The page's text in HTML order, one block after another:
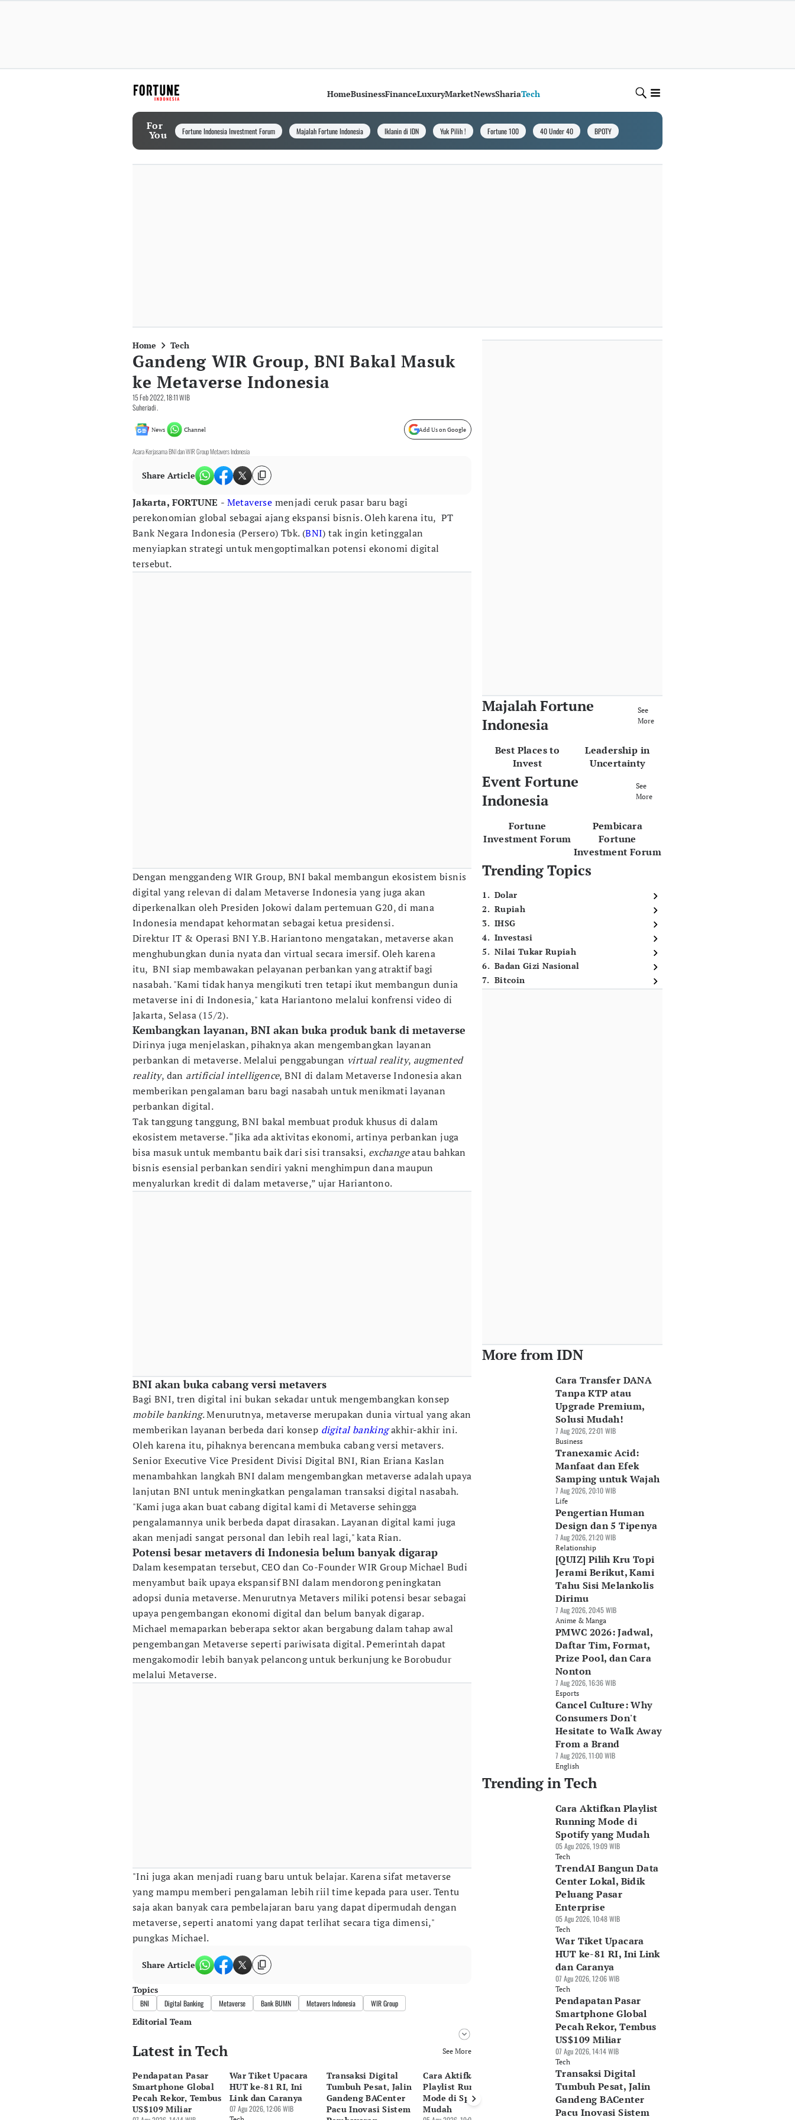
HomeBusinessFinanceLuxuryMarketNewsShariaTech
For
You Fortune Indonesia Investment Forum Majalah Fortune Indonesia Iklanin di IDN Yuk Pilih ! Fortune 100 40 Under 40 BPOTY
Home Tech
Gandeng WIR Group, BNI Bakal Masuk
ke Metaverse Indonesia
15 Feb 2022, 18:11 WIB
Suheriadi .
News Channel Add Us on Google
Acara Kerjasama BNI dan WIR Group Metavers Indonesia
Share Article
Jakarta, FORTUNE - Metaverse menjadi ceruk pasar baru bagi
perekonomian global sebagai ajang ekspansi bisnis. Oleh karena itu, PT
Bank Negara Indonesia (Persero) Tbk. (BNI) tak ingin ketinggalan
menyiapkan strategi untuk mengoptimalkan potensi ekonomi digital
tersebut.
Dengan menggandeng WIR Group, BNI bakal membangun ekosistem bisnis
digital yang relevan di dalam Metaverse Indonesia yang juga akan
diperkenalkan oleh Presiden Jokowi dalam pertemuan G20, di mana
Indonesia mendapat kehormatan sebagai ketua presidensi.
Direktur IT & Operasi BNI Y.B. Hariantono mengatakan, metaverse akan
menghubungkan dunia nyata dan virtual secara imersif. Oleh karena
itu, BNI siap membawakan pelayanan perbankan yang atraktif bagi
nasabah. "Kami tidak hanya mengikuti tren tetapi ikut membangun dunia
metaverse ini di Indonesia," kata Hariantono melalui konfrensi video di
Jakarta, Selasa (15/2).
Kembangkan layanan, BNI akan buka produk bank di metaverse
Dirinya juga menjelaskan, pihaknya akan mengembangkan layanan
perbankan di metaverse. Melalui penggabungan virtual reality, augmented
reality, dan artificial intelligence, BNI di dalam Metaverse Indonesia akan
memberikan pengalaman baru bagi nasabah untuk menikmati layanan
perbankan digital.
Tak tanggung tanggung, BNI bakal membuat produk khusus di dalam
ekosistem metaverse. “Jika ada aktivitas ekonomi, artinya perbankan juga
bisa masuk untuk membantu baik dari sisi transaksi, exchangeatau bahkan
bisnis esensial perbankan sendiri yakni menghimpun dana maupun
menyalurkan kredit di dalam metaverse,” ujar Hariantono.
BNI akan buka cabang versi metavers
Bagi BNI, tren digital ini bukan sekadar untuk mengembangkan konsep
mobile banking. Menurutnya, metaverse merupakan dunia virtual yang akan
memberikan layanan berbeda dari konsep digital bankingakhir-akhir ini.
Oleh karena itu, pihaknya berencana membuka cabang versi metavers.
Senior Executive Vice President Divisi Digital BNI, Rian Eriana Kaslan
menambahkan langkah BNI dalam mengembangkan metaverse adalah upaya
lanjutan BNI untuk meningkatkan pengalaman transaksi digital nasabah.
"Kami juga akan buat cabang digital kami di Metaverse sehingga
pengalamannya unik berbeda dapat dirasakan. Layanan digital kami juga
akan menjadi sangat personal dan lebih real lagi," kata Rian.
Potensi besar metavers di Indonesia belum banyak digarap
Dalam kesempatan tersebut, CEO dan Co-Founder WIR Group Michael Budi
menyambut baik upaya ekspansif BNI dalam mendorong peningkatan
adopsi dunia metaverse. Menurutnya Metavers miliki potensi besar sebagai
upaya pengembangan ekonomi digital dan belum banyak digarap.
Michael memaparkan beberapa sektor akan bergabung dalam tahap awal
pengembangan Metaverse seperti pariwisata digital. Pemerintah dapat
mengakomodir lebih banyak pelancong untuk berkunjung ke Borobudur
melalui Metaverse.
"Ini juga akan menjadi ruang baru untuk belajar. Karena sifat metaverse
yang mampu memberi pengalaman lebih riil time kepada para user. Tentu
saja akan banyak cara pembelajaran baru yang dapat dipermudah dengan
metaverse, seperti anatomi yang dapat terlihat secara tiga dimensi,"
pungkas Michael.
Share Article
Topics
BNI Digital Banking Metaverse Bank BUMN Metavers Indonesia WIR Group
Editorial Team
Editor
Pingit Aria
Editor
Suheriadi .
Latest in Tech See More
Pendapatan Pasar
Smartphone Global
Pecah Rekor, Tembus
US$109 Miliar
War Tiket Upacara
HUT ke-81 RI, Ini
Link dan Caranya
07 Agu 2026, 12:06 WIB
Transaksi Digital
Tumbuh Pesat, Jalin
Gandeng BACenter
Pacu Inovasi Sistem
Cara Aktifkan
Playlist Running
Mode di Spotify yang
Mudah
TrendAI Bangun
Data Center Lokal,
Bidik Peluang Pasar
Enterprise
Schneider Electric
Indonesia Klaim
Pangkas Emisi
Operasional 82%
Majalah Fortune
Indonesia
See
More
Best Places to
Invest
Leadership in
Uncertainty
Event Fortune
Indonesia
See
More
Fortune
Investment Forum
Pembicara
Fortune
Investment Forum
Trending Topics
1. Dolar
2. Rupiah
3. IHSG
4. Investasi
5. Nilai Tukar Rupiah
6. Badan Gizi Nasional
7. Bitcoin
More from IDN
Cara Transfer DANA
Tanpa KTP atau
Upgrade Premium,
Solusi Mudah!
7 Aug 2026, 22:01 WIB
Business
Tranexamic Acid:
Manfaat dan Efek
Samping untuk Wajah
7 Aug 2026, 20:10 WIB
Life
Pengertian Human
Design dan 5 Tipenya
7 Aug 2026, 21:20 WIB
Relationship
[QUIZ] Pilih Kru Topi
Jerami Berikut, Kami
Tahu Sisi Melankolis
Dirimu
7 Aug 2026, 20:45 WIB
Anime & Manga
PMWC 2026: Jadwal,
Daftar Tim, Format,
Prize Pool, dan Cara
Nonton
7 Aug 2026, 16:36 WIB
Esports
Cancel Culture: Why
Consumers Don't
Hesitate to Walk Away
From a Brand
7 Aug 2026, 11:00 WIB
English
Trending in Tech
Cara Aktifkan Playlist
Running Mode di
Spotify yang Mudah
05 Agu 2026, 19:09 WIB
Tech
TrendAI Bangun Data
Center Lokal, Bidik
Peluang Pasar
Enterprise
05 Agu 2026, 10:48 WIB
Tech
War Tiket Upacara
HUT ke-81 RI, Ini Link
dan Caranya
07 Agu 2026, 12:06 WIB
Tech
Pendapatan Pasar
Smartphone Global
Pecah Rekor, Tembus
US$109 Miliar
07 Agu 2026, 14:14 WIB
Tech
Transaksi Digital
Tumbuh Pesat, Jalin
Gandeng BACenter
Pacu Inovasi Sistem